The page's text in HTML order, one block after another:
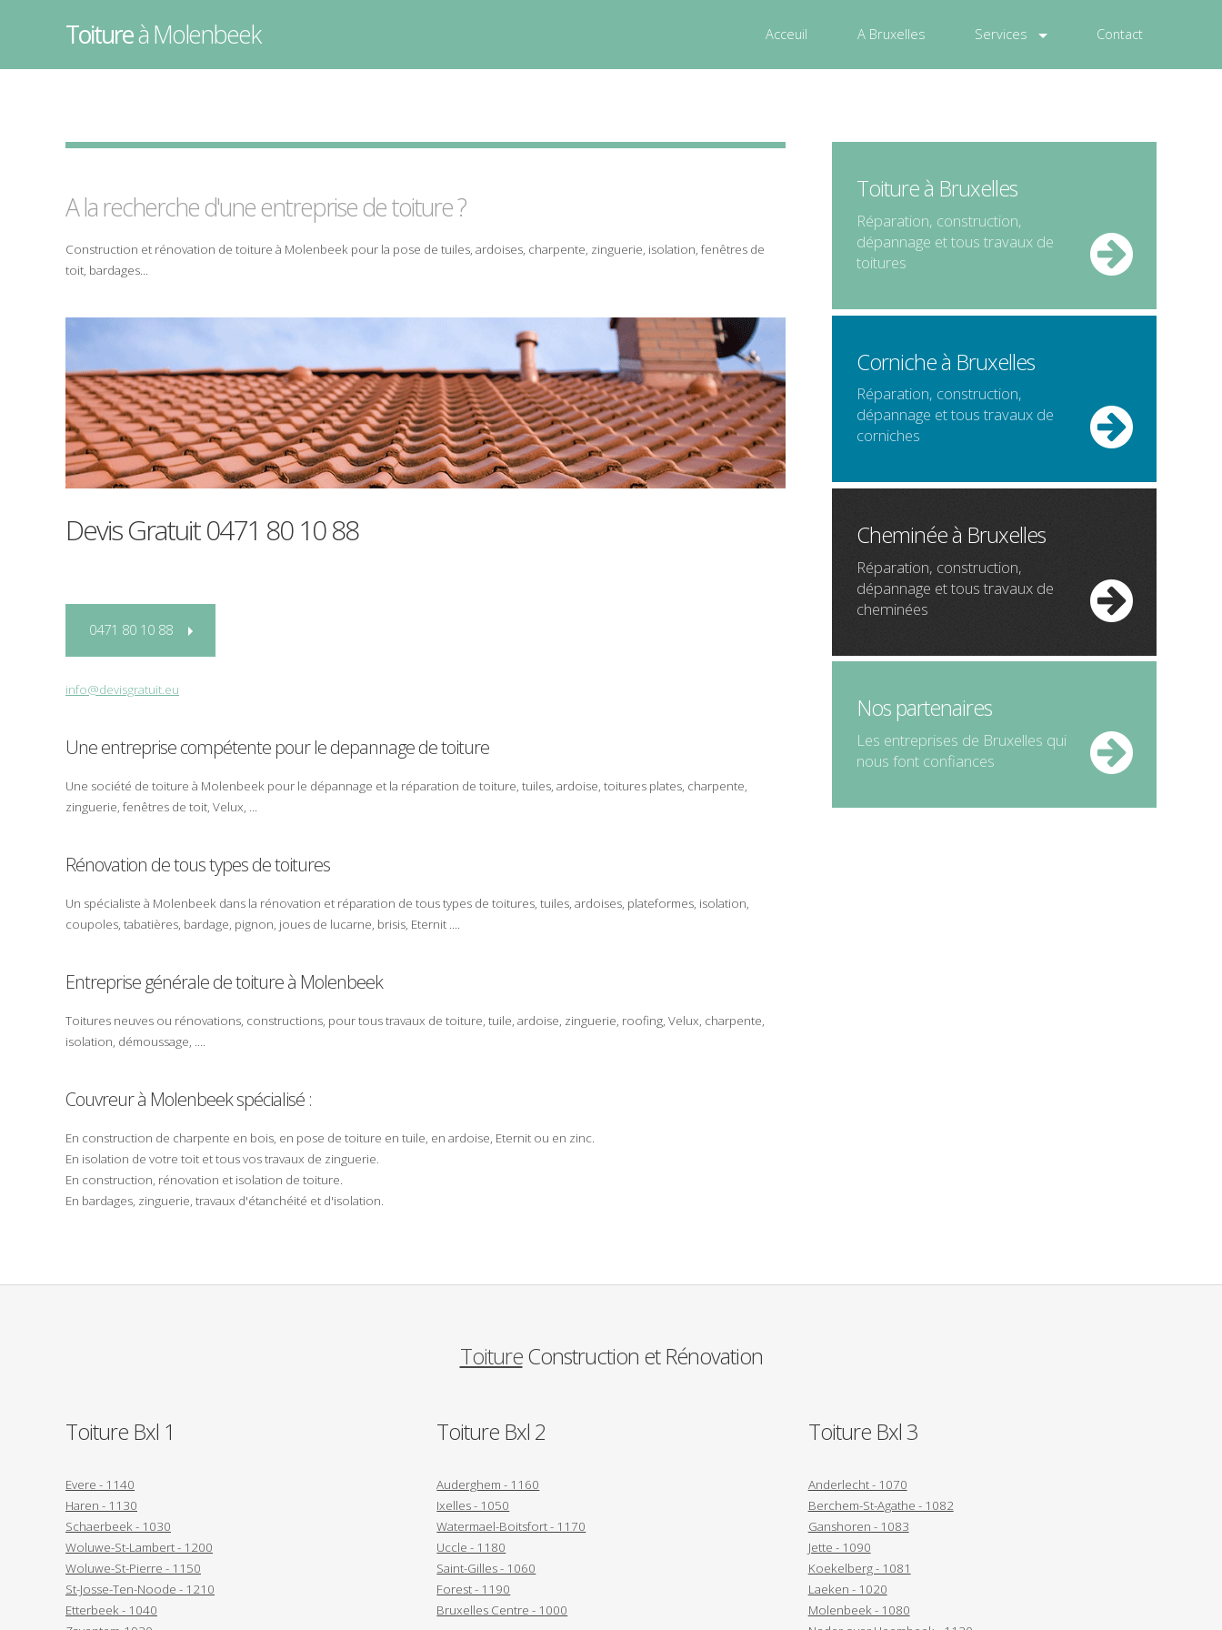
Toitureà Molenbeek Acceuil A Bruxelles Services Contact
A la recherche d'une entreprise detoiture?
Construction et rénovation de toiture à Molenbeek pour la pose de tuiles, ardoises, charpente, zinguerie, isolation, fenêtres de
toit, bardages...
Devis Gratuit0471 80 10 88
0471 80 10 88
info@devisgratuit.eu
Une entreprise compétente pour ledepannagedetoiture
Une société de toiture à Molenbeek pour le dépannage et la réparation de toiture, tuiles, ardoise, toitures plates, charpente,
zinguerie, fenêtres de toit, Velux, ...
Rénovation de tous types de toitures
Un spécialiste à Molenbeek dans la rénovation et réparation de tous types de toitures, tuiles, ardoises, plateformes, isolation,
coupoles, tabatières, bardage, pignon, joues de lucarne, brisis, Eternit ....
Entreprise générale de toiture à Molenbeek
Toitures neuves ou rénovations, constructions, pour toustravaux de toiture, tuile, ardoise, zinguerie, roofing, Velux, charpente,
isolation, démoussage, ....
Couvreurà Molenbeekspécialisé :
En construction de charpente en bois, en pose de toiture en tuile, en ardoise, Eternit ou en zinc.
En isolation de votre toit et tous vos travaux de zinguerie.
En construction, rénovation et isolation de toiture.
En bardages, zinguerie, travaux d'étanchéité et d'isolation.
Toiture à Bruxelles
Réparation, construction,
dépannage et tous travaux de
toitures
Corniche à Bruxelles
Réparation, construction,
dépannage et tous travaux de
corniches
Cheminée à Bruxelles
Réparation, construction,
dépannage et tous travaux de
cheminées
Nos partenaires
Les entreprises de Bruxelles qui
nous font confiances
ToitureConstruction et Rénovation
Toiture Bxl 1
Evere - 1140
Haren - 1130
Schaerbeek - 1030
Woluwe-St-Lambert - 1200
Woluwe-St-Pierre - 1150
St-Josse-Ten-Noode - 1210
Etterbeek - 1040
Toiture Bxl 2
Auderghem - 1160
Ixelles - 1050
Watermael-Boitsfort - 1170
Uccle - 1180
Saint-Gilles - 1060
Forest - 1190
Bruxelles Centre - 1000
Toiture Bxl 3
Anderlecht - 1070
Berchem-St-Agathe - 1082
Ganshoren - 1083
Jette - 1090
Koekelberg - 1081
Laeken - 1020
Molenbeek - 1080